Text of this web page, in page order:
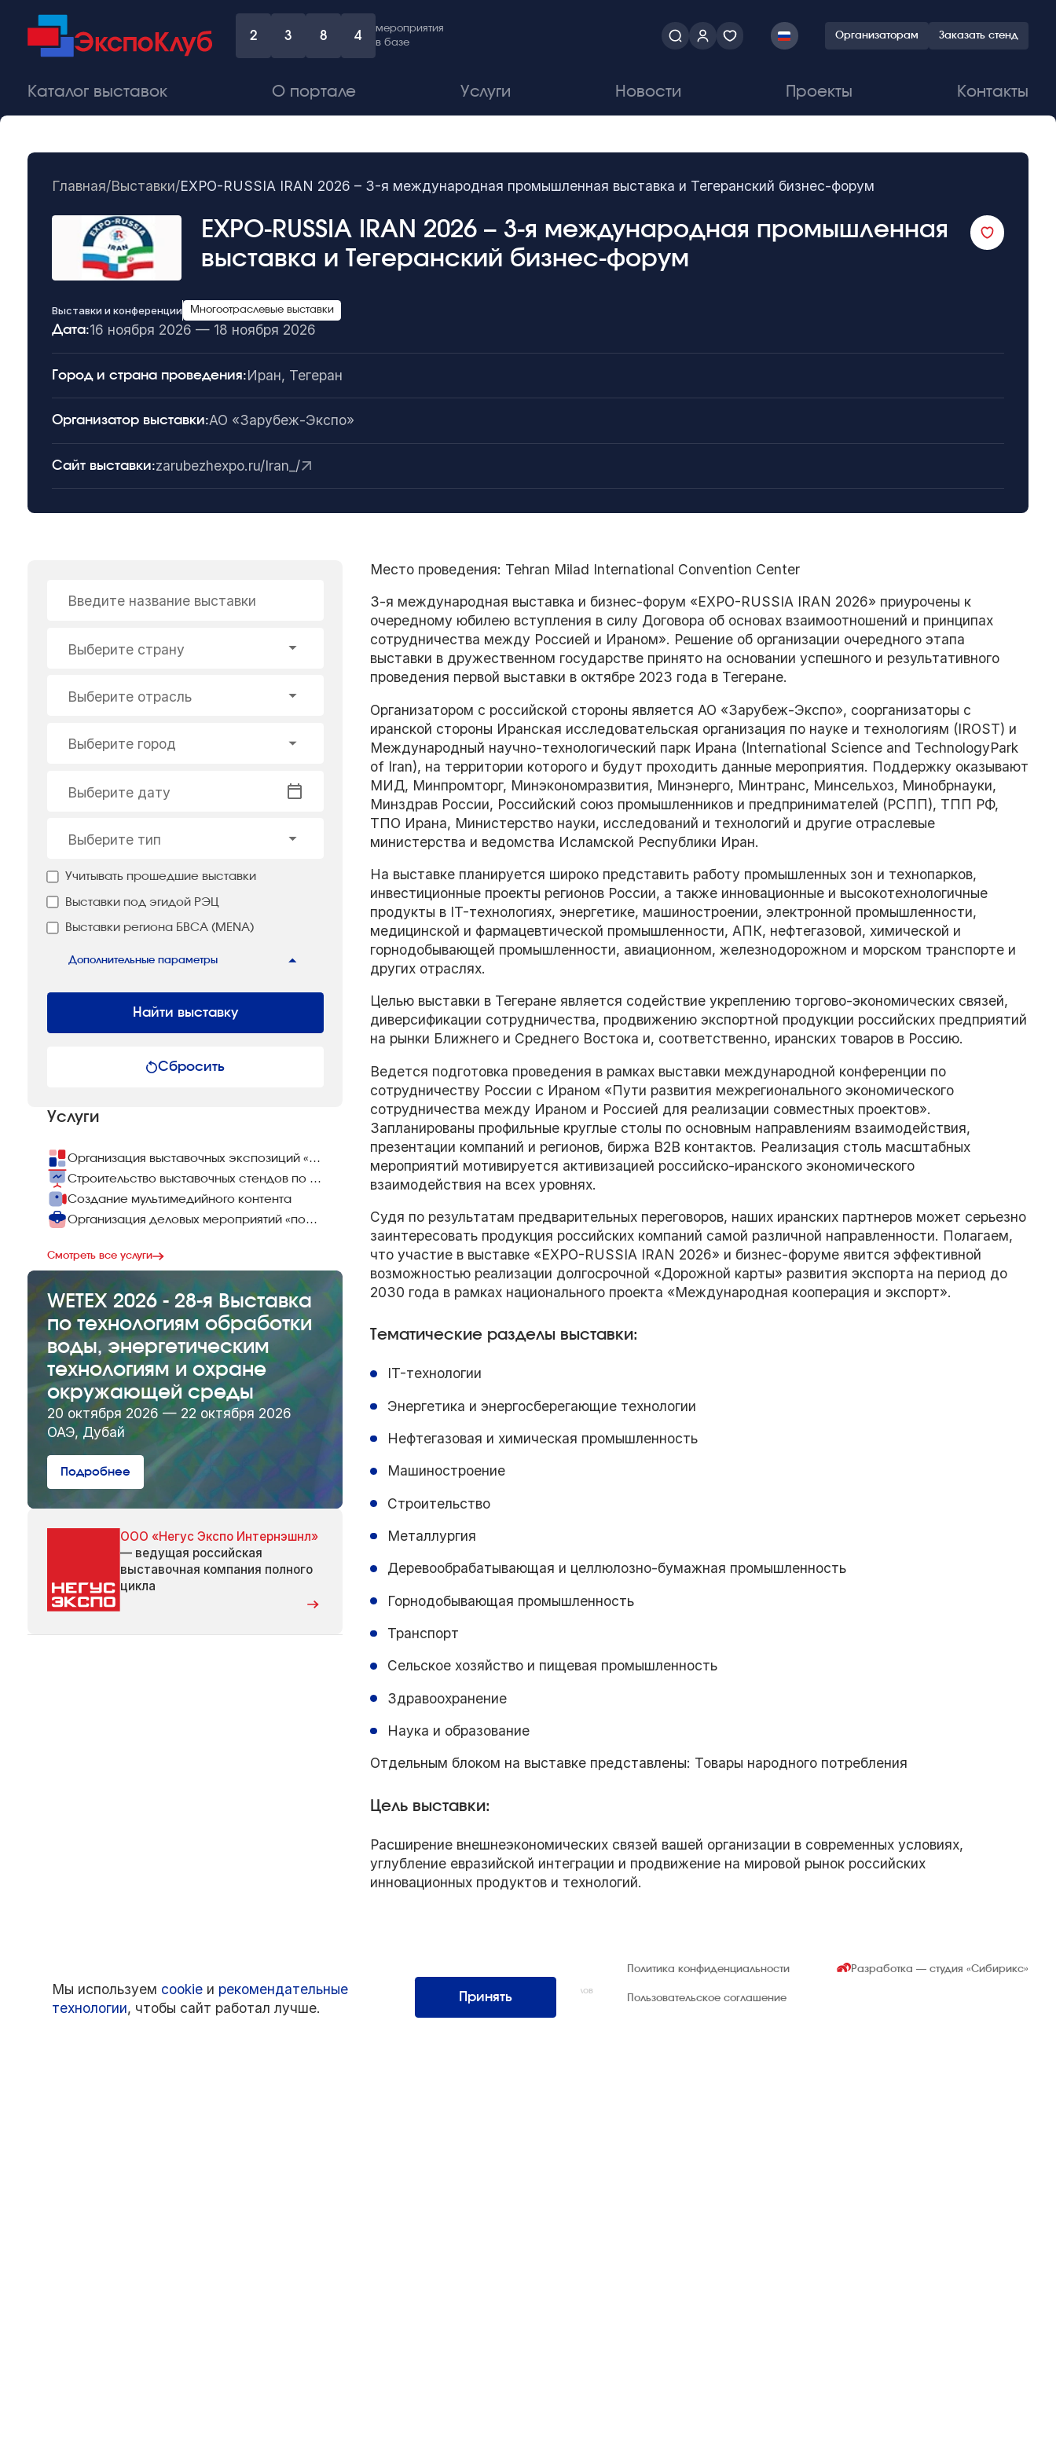
2 3 8 4
мероприятия
в базе
Организаторам Заказать стенд
Каталог выставок О портале Услуги Новости Проекты Контакты
Главная/Выставки/EXPO-RUSSIA IRAN 2026 – 3-я международная промышленная выставка и Тегеранский бизнес-форум
EXPO-RUSSIA IRAN 2026 – 3-я международная промышленная
выставка и Тегеранский бизнес-форум
Выставки и конференции Многоотраслевые выставки
Дата:16 ноября 2026 — 18 ноября 2026
Город и страна проведения:Иран, Тегеран
Организатор выставки:АО «Зарубеж-Экспо»
Сайт выставки:zarubezhexpo.ru/Iran_/
Введите название выставки
Выберите страну
Выберите отрасль
Выберите город
Выберите дату
Выберите тип
Учитывать прошедшие выставки
Выставки под эгидой РЭЦ
Выставки региона БВСА (MENA)
Дополнительные параметры
Найти выставку
Сбросить
Услуги
Организация выставочных экспозиций «под ключ»
Строительство выставочных стендов по всему миру
Создание мультимедийного контента
Организация деловых мероприятий «под ключ»
Смотреть все услуги
WETEX 2026 - 28-я Выставка
по технологиям обработки
воды, энергетическим
технологиям и охране
окружающей среды
20 октября 2026 — 22 октября 2026
ОАЭ, Дубай
Подробнее
ООО «Негус Экспо Интернэшнл»
— ведущая российская
выставочная компания полного
цикла
Место проведения: Tehran Milad International Convention Center
3-я международная выставка и бизнес-форум «EXPO-RUSSIA IRAN 2026» приурочены к
очередному юбилею вступления в силу Договора об основах взаимоотношений и принципах
сотрудничества между Россией и Ираном». Решение об организации очередного этапа
выставки в дружественном государстве принято на основании успешного и результативного
проведения первой выставки в октябре 2023 года в Тегеране.
Организатором с российской стороны является АО «Зарубеж-Экспо», соорганизаторы с
иранской стороны Иранская исследовательская организация по науке и технологиям (IROST) и
Международный научно-технологический парк Ирана (International Science and TechnologyPark
of Iran), на территории которого и будут проходить данные мероприятия. Поддержку оказывают
МИД, Минпромторг, Минэкономразвития, Минэнерго, Минтранс, Минсельхоз, Минобрнауки,
Минздрав России, Российский союз промышленников и предпринимателей (РСПП), ТПП РФ,
ТПО Ирана, Министерство науки, исследований и технологий и другие отраслевые
министерства и ведомства Исламской Республики Иран.
На выставке планируется широко представить работу промышленных зон и технопарков,
инвестиционные проекты регионов России, а также инновационные и высокотехнологичные
продукты в IT-технологиях, энергетике, машиностроении, электронной промышленности,
медицинской и фармацевтической промышленности, АПК, нефтегазовой, химической и
горнодобывающей промышленности, авиационном, железнодорожном и морском транспорте и
других отраслях.
Целью выставки в Тегеране является содействие укреплению торгово-экономических связей,
диверсификации сотрудничества, продвижению экспортной продукции российских предприятий
на рынки Ближнего и Среднего Востока и, соответственно, иранских товаров в Россию.
Ведется подготовка проведения в рамках выставки международной конференции по
сотрудничеству России с Ираном «Пути развития межрегионального экономического
сотрудничества между Ираном и Россией для реализации совместных проектов».
Запланированы профильные круглые столы по основным направлениям взаимодействия,
презентации компаний и регионов, биржа В2В контактов. Реализация столь масштабных
мероприятий мотивируется активизацией российско-иранского экономического
взаимодействия на всех уровнях.
Судя по результатам предварительных переговоров, наших иранских партнеров может серьезно
заинтересовать продукция российских компаний самой различной направленности. Полагаем,
что участие в выставке «EXPO-RUSSIA IRAN 2026» и бизнес-форуме явится эффективной
возможностью реализации долгосрочной «Дорожной карты» развития экспорта на период до
2030 года в рамках национального проекта «Международная кооперация и экспорт».
Тематические разделы выставки:
IT-технологии
Энергетика и энергосберегающие технологии
Нефтегазовая и химическая промышленность
Машиностроение
Строительство
Металлургия
Деревообрабатывающая и целлюлозно-бумажная промышленность
Горнодобывающая промышленность
Транспорт
Сельское хозяйство и пищевая промышленность
Здравоохранение
Наука и образование
Отдельным блоком на выставке представлены: Товары народного потребления
Цель выставки:
Расширение внешнеэкономических связей вашей организации в современных условиях,
углубление евразийской интеграции и продвижение на мировой рынок российских
инновационных продуктов и технологий.
Интернэшнл»
Все права защищены. Использование материалов
возможно только со ссылкой на источник.
Политика конфиденциальности
Пользовательское соглашение
Разработка — студия«Сибирикс»
Мы используем cookie и рекомендательные
технологии, чтобы сайт работал лучше.
Принять